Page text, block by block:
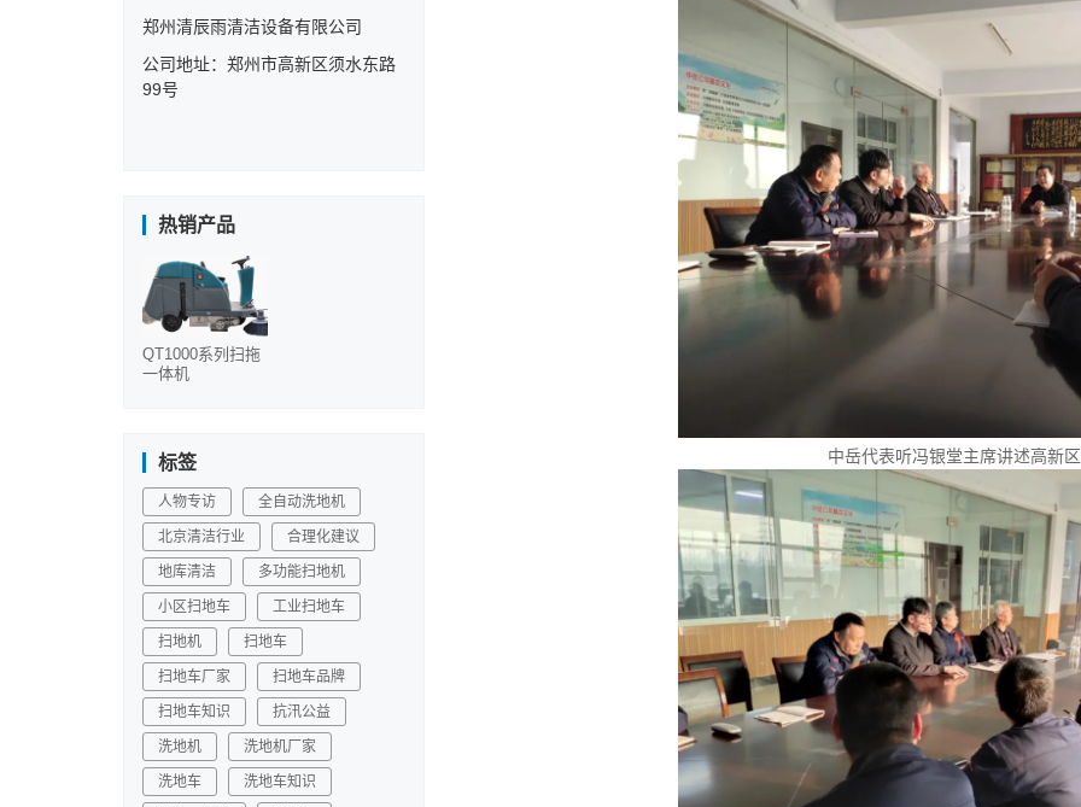
中岳代表听冯银堂主席讲述高新
郑州清辰雨清洁设备有限公司
公司地址：郑州市高新区须水东路
99号
热销产品
QT1000系列扫拖
一体机
标签
人物专访 全自动洗地机
北京清洁行业 合理化建议
地库清洁 多功能扫地机
小区扫地车 工业扫地车
扫地机 扫地车
扫地车厂家 扫地车品牌
扫地车知识 抗汛公益
洗地机 洗地机厂家
洗地车 洗地车知识